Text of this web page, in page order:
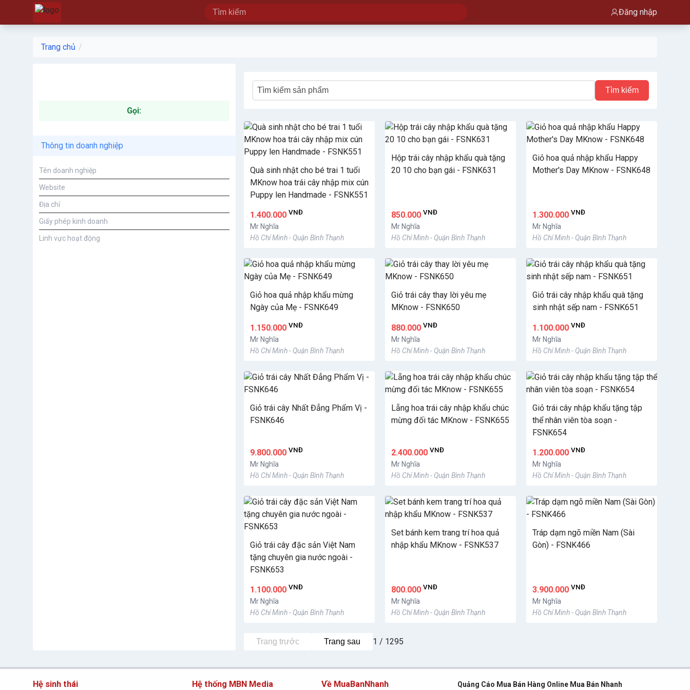
Đăng nhập
Trang chủ
Gọi:
Thông tin doanh nghiệp
Tên doanh nghiệp
Website
Địa chỉ
Giấy phép kinh doanh
Linh vực hoạt động
Tìm kiếm
Quà sinh nhật cho bé trai 1 tuổi
MKnow hoa trái cây nhập mix cún
Puppy len Handmade - FSNK551
1.400.000 VNĐ
Mr Nghĩa
Hồ Chí Minh - Quận Bình Thạnh
Hộp trái cây nhập khẩu quà tặng
20 10 cho bạn gái - FSNK631
850.000 VNĐ
Mr Nghĩa
Hồ Chí Minh - Quận Bình Thạnh
Giỏ hoa quả nhập khẩu Happy
Mother's Day MKnow - FSNK648
1.300.000 VNĐ
Mr Nghĩa
Hồ Chí Minh - Quận Bình Thạnh
Giỏ hoa quả nhập khẩu mừng
Ngày của Mẹ - FSNK649
1.150.000 VNĐ
Mr Nghĩa
Hồ Chí Minh - Quận Bình Thạnh
Giỏ trái cây thay lời yêu mẹ
MKnow - FSNK650
880.000 VNĐ
Mr Nghĩa
Hồ Chí Minh - Quận Bình Thạnh
Giỏ trái cây nhập khẩu quà tặng
sinh nhật sếp nam - FSNK651
1.100.000 VNĐ
Mr Nghĩa
Hồ Chí Minh - Quận Bình Thạnh
Giỏ trái cây Nhất Đẳng Phẩm Vị -
FSNK646
9.800.000 VNĐ
Mr Nghĩa
Hồ Chí Minh - Quận Bình Thạnh
Lẵng hoa trái cây nhập khẩu chúc
mừng đối tác MKnow - FSNK655
2.400.000 VNĐ
Mr Nghĩa
Hồ Chí Minh - Quận Bình Thạnh
Giỏ trái cây nhập khẩu tặng tập
thể nhân viên tòa soạn -
FSNK654
1.200.000 VNĐ
Mr Nghĩa
Hồ Chí Minh - Quận Bình Thạnh
Giỏ trái cây đặc sản Việt Nam
tặng chuyên gia nước ngoài -
FSNK653
1.100.000 VNĐ
Mr Nghĩa
Hồ Chí Minh - Quận Bình Thạnh
Set bánh kem trang trí hoa quả
nhập khẩu MKnow - FSNK537
800.000 VNĐ
Mr Nghĩa
Hồ Chí Minh - Quận Bình Thạnh
Tráp dạm ngõ miền Nam (Sài
Gòn) - FSNK466
3.900.000 VNĐ
Mr Nghĩa
Hồ Chí Minh - Quận Bình Thạnh
Trang trước Trang sau 1 / 1295
Hệ sinh thái Hệ thống MBN Media Về MuaBanNhanh Quảng Cáo Mua Bán Hàng Online Mua Bán Nhanh